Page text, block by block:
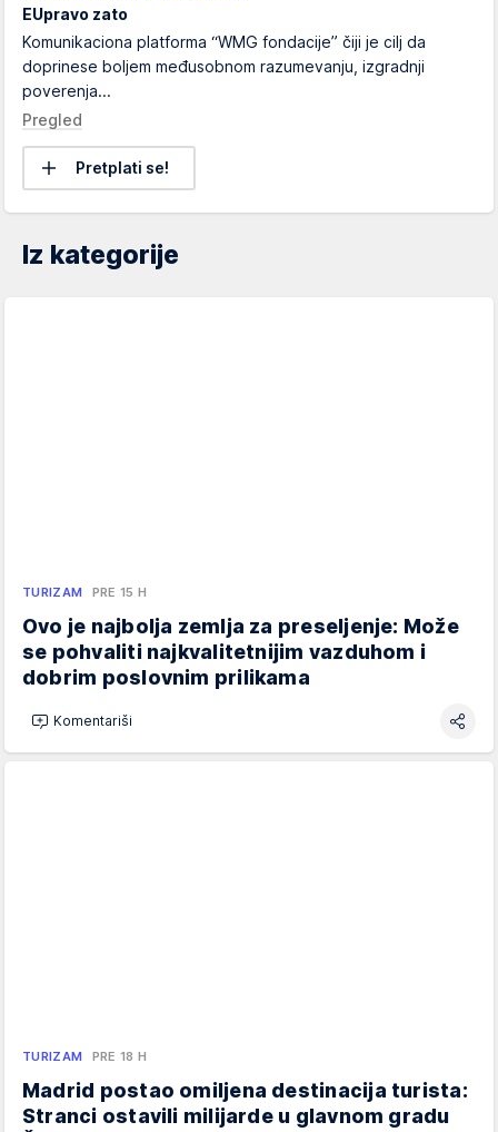
EUpravo zato
Komunikaciona platforma “WMG fondacije” čiji je cilj da
doprinese boljem međusobnom razumevanju, izgradnji
poverenja...
Pregled
Pretplati se!
Iz kategorije
TURIZAM PRE 15 H
Ovo je najbolja zemlja za preseljenje: Može
se pohvaliti najkvalitetnijim vazduhom i
dobrim poslovnim prilikama
Komentariši
TURIZAM PRE 18 H
Madrid postao omiljena destinacija turista:
Stranci ostavili milijarde u glavnom gradu